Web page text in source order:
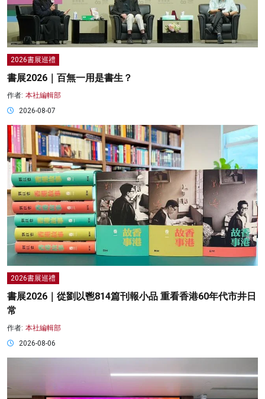
2026書展巡禮
書展2026｜百無一用是書生？
作者: 本社編輯部
2026-08-07
2026書展巡禮
書展2026｜從劉以鬯814篇刊報小品 重看香港60年代市井日
常
作者: 本社編輯部
2026-08-06